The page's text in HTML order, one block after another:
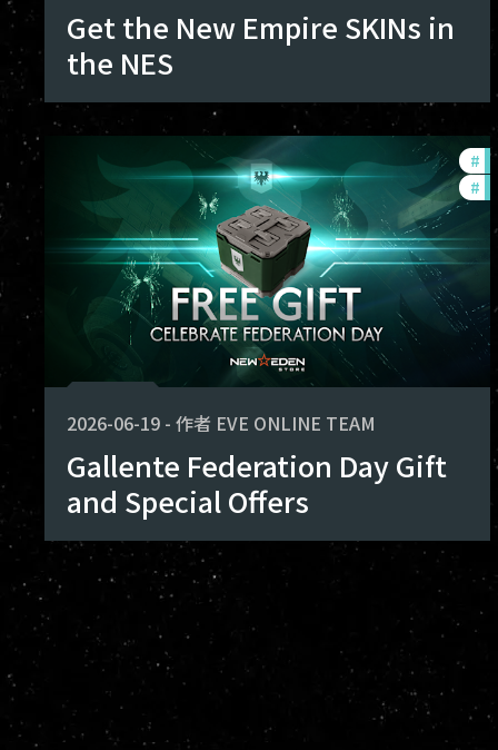
Get the New Empire SKINs in
the NES
#
#
2026-06-19 - 作者 EVE ONLINE TEAM
Gallente Federation Day Gift
and Special Offers